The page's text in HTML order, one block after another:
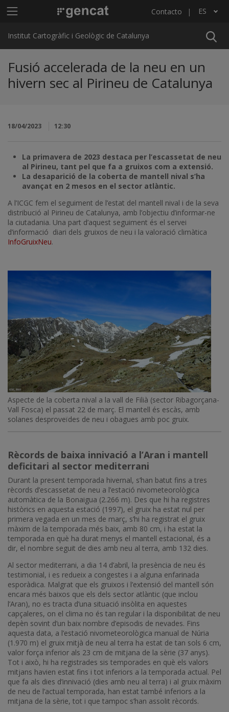
Menú principal ICGC Contacto ES
Lista adicional de acciones
Institut Cartogràfic i Geològic de Catalunya
Fusió accelerada de la neu en un
hivern sec al Pirineu de Catalunya
18/04/2023 12:30
La primavera de 2023 destaca per l’escassetat de neu
al Pirineu, tant pel que fa a gruixos com a extensió.
La desaparició de la coberta de mantell nival s’ha
avançat en 2 mesos en el sector atlàntic.
A l’ICGC fem el seguiment de l’estat del mantell nival i de la seva
distribució al Pirineu de Catalunya, amb l’objectiu d’informar-ne
la ciutadania. Una part d’aquest seguiment és el servei
d’informació diari dels gruixos de neu i la valoració climàtica
InfoGruixNeu.
Aspecte de la coberta nival a la vall de Filià (sector Ribagorçana-
Vall Fosca) el passat 22 de març. El mantell és escàs, amb
solanes desproveïdes de neu i obagues amb poc gruix.
Rècords de baixa innivació a l’Aran i mantell
deficitari al sector mediterrani
Durant la present temporada hivernal, s’han batut fins a tres
rècords d’escassetat de neu a l’estació nivometeorològica
automàtica de la Bonaigua (2.266 m). Des que hi ha registres
històrics en aquesta estació (1997), el gruix ha estat nul per
primera vegada en un mes de març, s’hi ha registrat el gruix
màxim de la temporada més baix, amb 80 cm, i ha estat la
temporada en què ha durat menys el mantell estacional, és a
dir, el nombre seguit de dies amb neu al terra, amb 132 dies.
Al sector mediterrani, a dia 14 d’abril, la presència de neu és
testimonial, i es redueix a congestes i a alguna enfarinada
esporàdica. Malgrat que els gruixos i l’extensió del mantell són
encara més baixos que els dels sector atlàntic (que inclou
l’Aran), no es tracta d’una situació insòlita en aquestes
capçaleres, on el clima no és tan regular i la disponibilitat de neu
depèn sovint d’un baix nombre d’episodis de nevades. Fins
aquesta data, a l’estació nivometeorològica manual de Núria
(1.970 m) el gruix mitjà de neu al terra ha estat de tan sols 6 cm,
valor força inferior als 23 cm de mitjana de la sèrie (37 anys).
Tot i això, hi ha registrades sis temporades en què els valors
mitjans havien estat fins i tot inferiors a la temporada actual. Pel
que fa als dies d’innivació (dies amb neu al terra) i al gruix màxim
de neu de l’actual temporada, han estat també inferiors a la
mitjana de la sèrie, tot i que tampoc s’han assolit rècords.